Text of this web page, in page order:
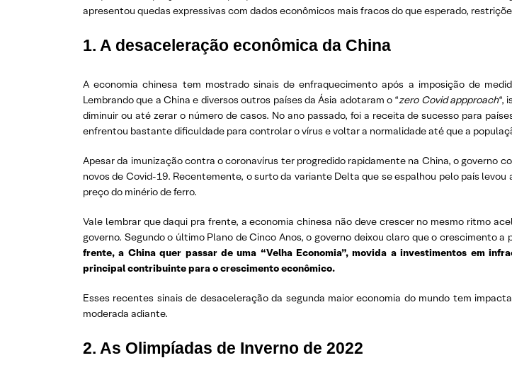
apresentou quedas expressivas com dados econômicos mais fracos do que esperado,
1. A desaceleração econômica da China
A economia chinesa tem mostrado sinais de enfraquecimento após a imposição de
Lembrando que a China e diversos outros países da Ásia adotaram o “zero Covid appproach“,
diminuir ou até zerar o número de casos. No ano passado, foi a receita de sucesso para
enfrentou bastante dificuldade para controlar o vírus e voltar a normalidade até que a
Apesar da imunização contra o coronavírus ter progredido rapidamente na China, o governo
novos de Covid-19. Recentemente, o surto da variante Delta que se espalhou pelo país
preço do minério de ferro.
Vale lembrar que daqui pra frente, a economia chinesa não deve crescer no mesmo ritmo
governo. Segundo o último Plano de Cinco Anos, o governo deixou claro que o crescimento
frente, a China quer passar de uma “Velha Economia”, movida a investimentos em
principal contribuinte para o crescimento econômico.
Esses recentes sinais de desaceleração da segunda maior economia do mundo tem
moderada adiante.
2. As Olimpíadas de Inverno de 2022